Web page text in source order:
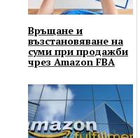
Връщане и
възстановяване на
суми при продажби
чрез Amazon FBA